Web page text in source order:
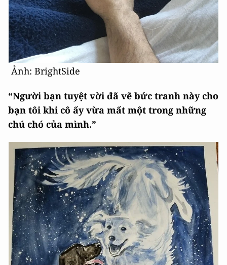
Ảnh: BrightSide
“Người bạn tuyệt vời đã vẽ bức tranh này cho
bạn tôi khi cô ấy vừa mất một trong những
chú chó của mình.”